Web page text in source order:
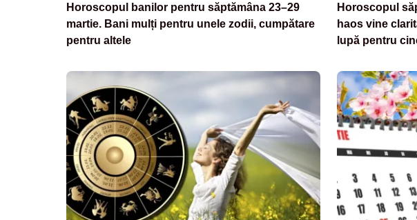
Horoscopul banilor pentru săptămâna 23–29
martie. Bani mulți pentru unele zodii, cumpătare
pentru altele
Horoscopul
haos vine
lupă pentru